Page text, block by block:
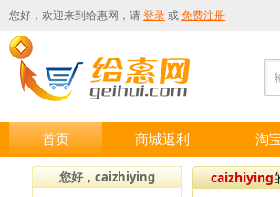
您好，欢迎来到 给惠网 ，请 登录 或 免费注册
首页 商城返利 淘
您好，caizhiying caizhiying